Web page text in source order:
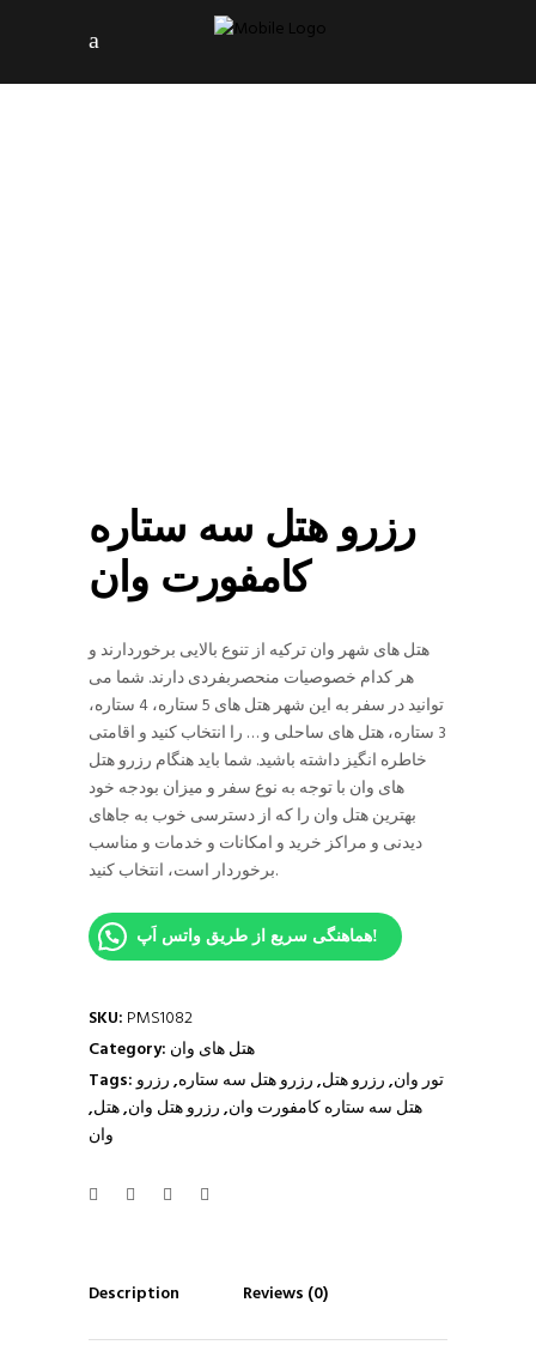
رزرو هتل سه ستاره
کامفورت وان
هتل های شهر وان ترکیه از تنوع بالایی برخوردارند و
هر کدام خصوصیات منحصربفردی دارند. شما می
توانید در سفر به این شهر هتل های 5 ستاره، 4 ستاره،
3 ستاره، هتل های ساحلی و … را انتخاب کنید و اقامتی
خاطره انگیز داشته باشید. شما باید هنگام رزرو هتل
های وان با توجه به نوع سفر و میزان بودجه خود
بهترین هتل وان را که از دسترسی خوب به جاهای
دیدنی و مراکز خرید و امکانات و خدمات و مناسب
برخوردار است، انتخاب کنید.
هماهنگی سریع از طریق واتس اَپ!
SKU: PMS1082
Category: هتل های وان
Tags:
تور وان,رزرو هتل,رزرو هتل سه ستاره,رزرو
هتل سه ستاره کامفورت وان,رزرو هتل وان,هتل,
وان
Description Reviews (0)